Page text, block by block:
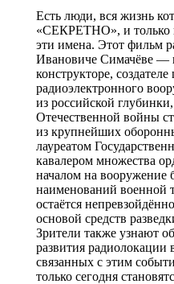
Есть люди, вся жизнь
«СЕКРЕТНО», и только
эти имена. Этот фильм
Ивановиче Симачёве —
конструкторе,
радиоэлектронного
из российской
Отечественной войны
из крупнейших
лауреатом
кавалером множества
началом на вооружение
наименований военной
остаётся
основой средств
Зрители также узнают
развития радиолокации
связанных с этим
только сегодня